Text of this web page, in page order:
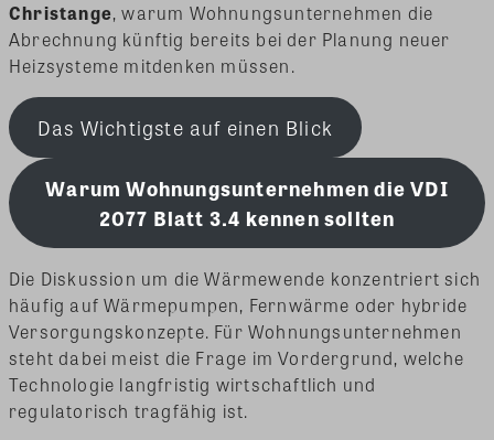
Christange, warum Wohnungsunternehmen die
Abrechnung künftig bereits bei der Planung neuer
Heizsysteme mitdenken müssen.
Das Wichtigste auf einen Blick
Warum Wohnungsunternehmen die VDI
2077 Blatt 3.4 kennen sollten
Die Diskussion um die Wärmewende konzentriert sich
häufig auf Wärmepumpen, Fernwärme oder hybride
Versorgungskonzepte. Für Wohnungsunternehmen
steht dabei meist die Frage im Vordergrund, welche
Technologie langfristig wirtschaftlich und
regulatorisch tragfähig ist.